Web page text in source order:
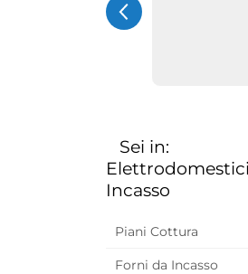
Sei in:
Incasso
Piani Cottura
Forni da Incasso